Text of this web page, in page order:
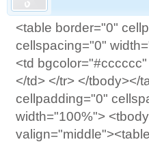
<table border="0"
cellspacing="0"
<td
</td> </tr> </tbody></
cellpadding="0"
width="100%">